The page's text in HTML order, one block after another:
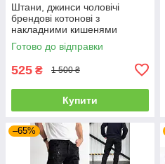
Штани, джинси чоловічі
брендові котонові з
накладними кишенями
"карго" MIGACH, Туреччина
Готово до відправки
525 ₴ 1 500 ₴
Купити
–65%